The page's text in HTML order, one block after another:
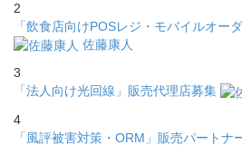
2
「飲食店向けPOSレジ・モバイルオー
佐藤康人
3
「法人向け光回線」販売代理店募集
4
「風評被害対策・ORM」販売パートナ